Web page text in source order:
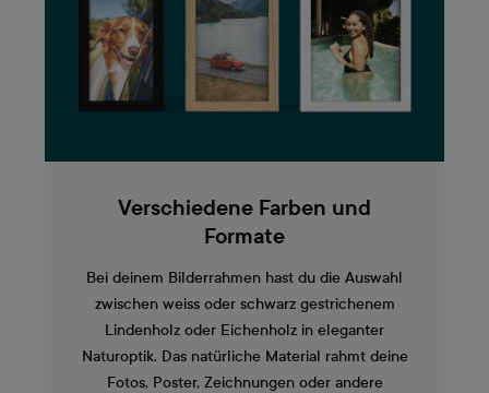
Verschiedene Farben und
Formate
Bei deinem Bilderrahmen hast du die Auswahl
zwischen weiss oder schwarz gestrichenem
Lindenholz oder Eichenholz in eleganter
Naturoptik. Das natürliche Material rahmt deine
Fotos, Poster, Zeichnungen oder andere